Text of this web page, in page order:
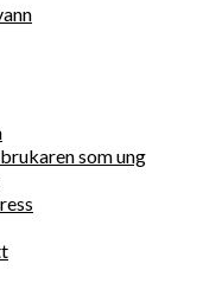
som ung